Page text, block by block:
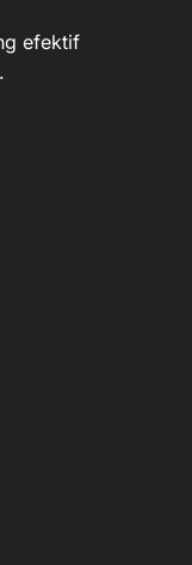
efektif